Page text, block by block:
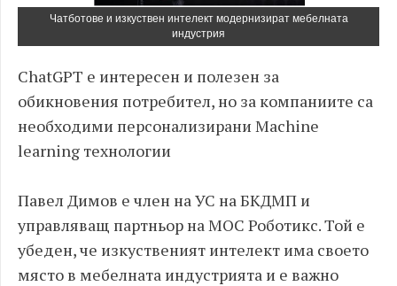
Чатботове и изкуствен интелект модернизират мебелната
индустрия
ChatGPT е интересен и полезен за
обикновения потребител, но за компаниите са
необходими персонализирани Machine
learning технологии
Павел Димов е член на УС на БКДМП и
управляващ партньор на МОС Роботикс. Той е
убеден, че изкуственият интелект има своето
място в мебелната индустрията и е важно